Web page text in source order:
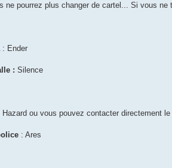
ne pourrez plus changer de cartel... Si vous
: Ender
: Silence
Hazard ou vous pouvez contacter directement
: Ares